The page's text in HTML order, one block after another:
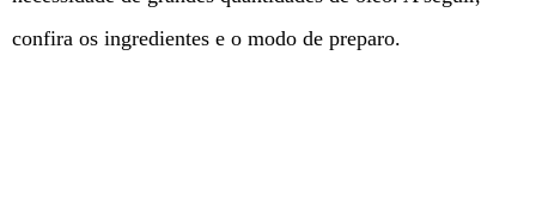
confira os ingredientes e o modo de preparo.